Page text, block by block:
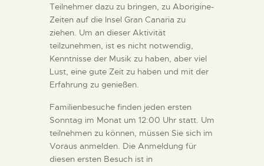
Teilnehmer dazu zu bringen, zu Aborigine-
Zeiten auf die Insel Gran Canaria zu
ziehen. Um an dieser Aktivität
teilzunehmen, ist es nicht notwendig,
Kenntnisse der Musik zu haben, aber viel
Lust, eine gute Zeit zu haben und mit der
Erfahrung zu genießen.
Familienbesuche finden jeden ersten
Sonntag im Monat um 12:00 Uhr statt. Um
teilnehmen zu können, müssen Sie sich im
Voraus anmelden. Die Anmeldung für
diesen ersten Besuch ist in